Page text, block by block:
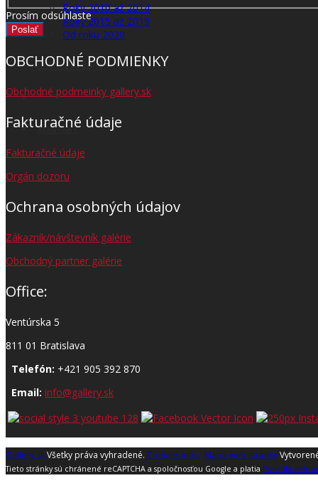
Roky 2010 až 2014
Roky 2015 až 2019
Od roku 2020
DESIGN STUDIO
KONTAKT
Prosím odsúhlaste
Poslať
OBCHODNÉ PODMIENKY
Obchodné podmeinky gallery.sk
Fakturačné údaje
Fakturačné údaje
Orgán dozoru
Ochrana osobných údajov
Zákazník/návštevník galérie
Obchodný partner galérie
Office:
Ventúrska 5
811 01 Bratislava
Telefón: +421 905 392 870
Email: info@gallery.sk
Gallery.skVšetky práva vyhradené. Cookies info. Mapa web stránky
Tieto stránky sú chránené reCAPTCHA a spoločnosťou Google a platia Pravidlá